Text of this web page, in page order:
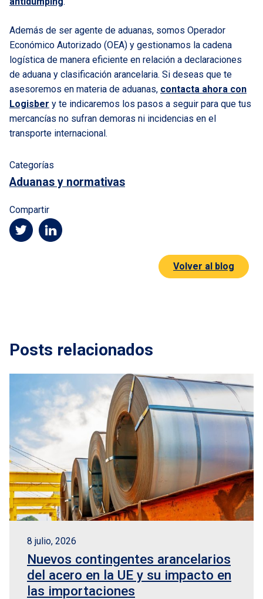
Además de ser agente de aduanas, somos Operador
Económico Autorizado (OEA) y gestionamos la cadena
logística de manera eficiente en relación a declaraciones
de aduana y clasificación arancelaria. Si deseas que te
asesoremos en materia de aduanas, contacta ahora con
Logisber y te indicaremos los pasos a seguir para que tus
mercancías no sufran demoras ni incidencias en el
transporte internacional.
Categorías
Aduanas y normativas
Compartir
Volver al blog
Posts relacionados
8 julio, 2026
Nuevos contingentes arancelarios
del acero en la UE y su impacto en
las importaciones